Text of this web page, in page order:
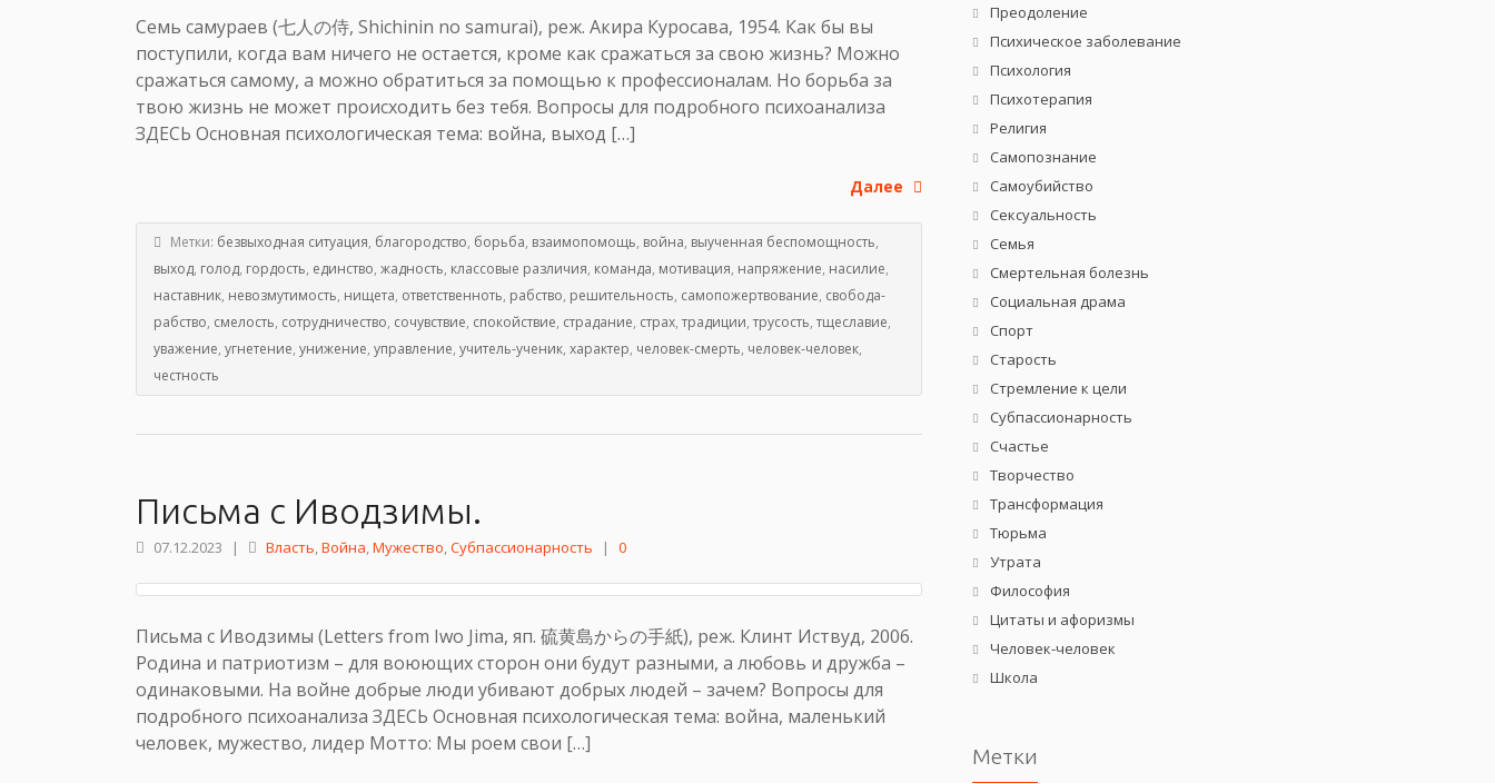
Семь самураев (七人の侍, Shichinin no samurai), реж. Акира Куросава, 1954. Как бы вы
поступили, когда вам ничего не остается, кроме как сражаться за свою жизнь? Можно
сражаться самому, а можно обратиться за помощью к профессионалам. Но борьба за
твою жизнь не может происходить без тебя. Вопросы для подробного психоанализа
ЗДЕСЬ Основная психологическая тема: война, выход […]
Далее
Метки: безвыходная ситуация, благородство, борьба, взаимопомощь, война, выученная беспомощность,
выход, голод, гордость, единство, жадность, классовые различия, команда, мотивация, напряжение, насилие,
наставник, невозмутимость, нищета, ответственноть, рабство, решительность, самопожертвование, свобода-
рабство, смелость, сотрудничество, сочувствие, спокойствие, страдание, страх,традиции,трусость,тщеславие,
уважение, угнетение, унижение, управление, учитель-ученик, характер, человек-смерть, человек-человек,
честность
Письма с Иводзимы.
07.12.2023 | Власть,Война,Мужество,Субпассионарность | 0
Письма с Иводзимы (Letters from Iwo Jima, яп. 硫黄島からの手紙), реж. Клинт Иствуд, 2006.
Родина и патриотизм – для воюющих сторон они будут разными, а любовь и дружба –
одинаковыми. На войне добрые люди убивают добрых людей – зачем? Вопросы для
подробного психоанализа ЗДЕСЬ Основная психологическая тема: война, маленький
человек, мужество, лидер Мотто: Мы роем свои […]
Преодоление
Психическое заболевание
Психология
Психотерапия
Религия
Самопознание
Самоубийство
Сексуальность
Семья
Смертельная болезнь
Социальная драма
Спорт
Старость
Стремление к цели
Субпассионарность
Счастье
Творчество
Трансформация
Тюрьма
Утрата
Философия
Цитаты и афоризмы
Человек-человек
Школа
Метки